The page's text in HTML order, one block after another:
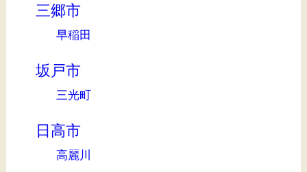
三郷市
早稲田
坂戸市
三光町
日高市
高麗川